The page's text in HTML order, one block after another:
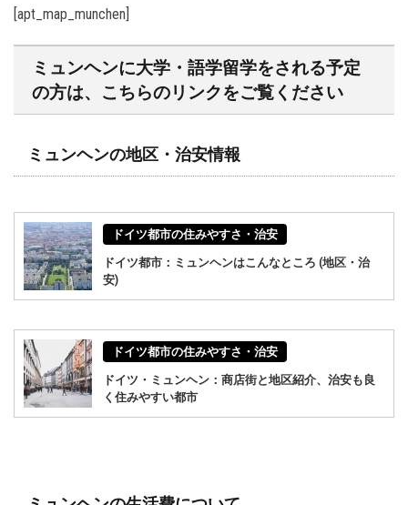
[apt_map_munchen]
ミュンヘンに大学・語学留学をされる予定
の方は、こちらのリンクをご覧ください
ミュンヘンの地区・治安情報
ドイツ都市の住みやすさ・治安
ドイツ都市：ミュンヘンはこんなところ (地区・治
安)
ドイツ都市の住みやすさ・治安
ドイツ・ミュンヘン：商店街と地区紹介、治安も良
く住みやすい都市